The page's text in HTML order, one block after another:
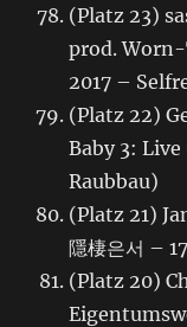
(Platz 23)
prod. Worn-
2017 –
(Platz 22)
Baby 3:
Raubbau)
(Platz 21)
隱棲은서 –
(Platz 20)